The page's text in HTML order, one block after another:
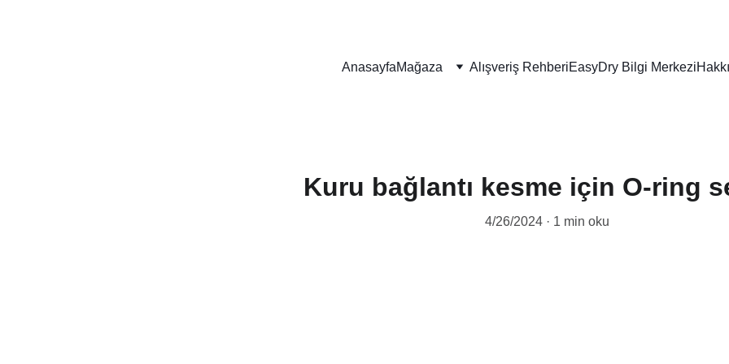
AnasayfaMağaza Alışveriş RehberiEasyDry Bilgi Merkezi
Kuru bağlantı kesme için O-ring
4/26/2024 1 min oku